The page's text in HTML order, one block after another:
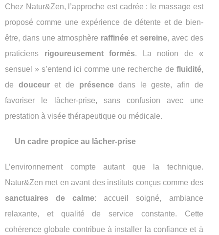
Chez Natur&Zen, l’approche est cadrée : le massage est
proposé comme une expérience de détente et de bien-
être, dans une atmosphère raffinée et sereine, avec des
praticiens rigoureusement formés. La notion de «
sensuel » s’entend ici comme une recherche de fluidité,
de douceuret de présencedans le geste, afin de
favoriser le lâcher-prise, sans confusion avec une
prestation à visée thérapeutique ou médicale.
Un cadre propice au lâcher-prise
L’environnement compte autant que la technique.
Natur&Zen met en avant des instituts conçus comme des
sanctuaires de calme: accueil soigné, ambiance
relaxante, et qualité de service constante. Cette
cohérence globale contribue à installer la confiance et à